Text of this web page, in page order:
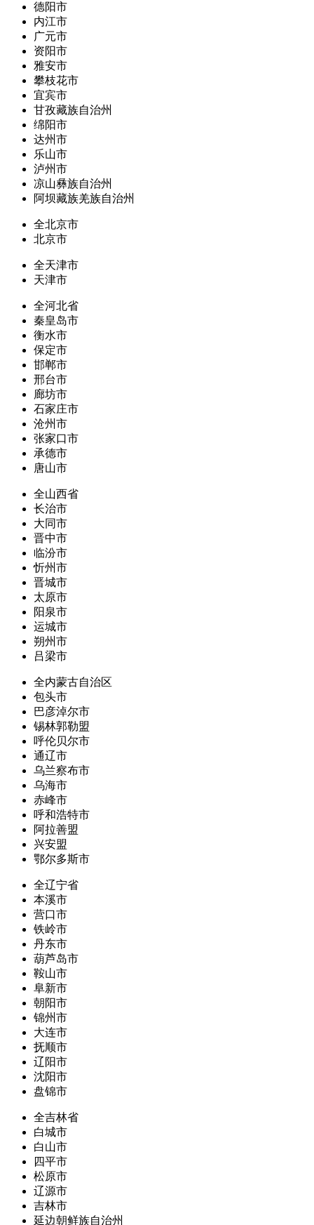
德阳市
内江市
广元市
资阳市
雅安市
攀枝花市
宜宾市
甘孜藏族自治州
绵阳市
达州市
乐山市
泸州市
凉山彝族自治州
阿坝藏族羌族自治州
全北京市
北京市
全天津市
天津市
全河北省
秦皇岛市
衡水市
保定市
邯郸市
邢台市
廊坊市
石家庄市
沧州市
张家口市
承德市
唐山市
全山西省
长治市
大同市
晋中市
临汾市
忻州市
晋城市
太原市
阳泉市
运城市
朔州市
吕梁市
全内蒙古自治区
包头市
巴彦淖尔市
锡林郭勒盟
呼伦贝尔市
通辽市
乌兰察布市
乌海市
赤峰市
呼和浩特市
阿拉善盟
兴安盟
鄂尔多斯市
全辽宁省
本溪市
营口市
铁岭市
丹东市
葫芦岛市
鞍山市
阜新市
朝阳市
锦州市
大连市
抚顺市
辽阳市
沈阳市
盘锦市
全吉林省
白城市
白山市
四平市
松原市
辽源市
吉林市
延边朝鲜族自治州